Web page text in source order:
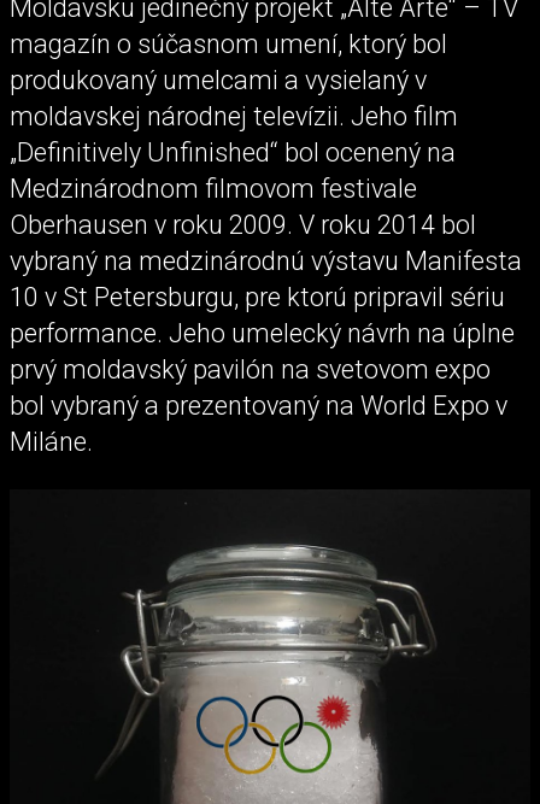
Moldavsku jedinečný projekt „Alte Arte“ – TV
magazín o súčasnom umení, ktorý bol
produkovaný umelcami a vysielaný v
moldavskej národnej televízii. Jeho film
„Definitively Unfinished“ bol ocenený na
Medzinárodnom filmovom festivale
Oberhausen v roku 2009. V roku 2014 bol
vybraný na medzinárodnú výstavu Manifesta
10 v St Petersburgu, pre ktorú pripravil sériu
performance. Jeho umelecký návrh na úplne
prvý moldavský pavilón na svetovom expo
bol vybraný a prezentovaný na World Expo v
Miláne.